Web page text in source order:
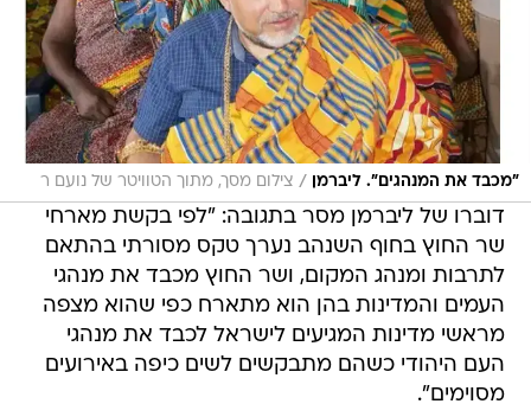
"מכבד את המנהגים". ליברמן / צילום מסך, מתוך הטוויטר של נועם ר
דוברו של ליברמן מסר בתגובה: "לפי בקשת מארחי
שר החוץ בחוף השנהב נערך טקס מסורתי בהתאם
לתרבות ומנהג המקום, ושר החוץ מכבד את מנהגי
העמים והמדינות בהן הוא מתארח כפי שהוא מצפה
מראשי מדינות המגיעים לישראל לכבד את מנהגי
העם היהודי כשהם מתבקשים לשים כיפה באירועים
מסוימים".